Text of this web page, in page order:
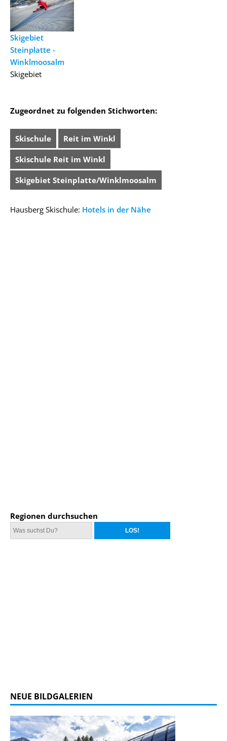
Skigebiet
Steinplatte -
Winklmoosalm
Skigebiet
Zugeordnet zu folgenden Stichworten:
Skischule Reit im Winkl
Skischule Reit im Winkl
Skigebiet Steinplatte/Winklmoosalm
Hausberg Skischule: Hotels in der Nähe
Regionen durchsuchen
NEUE BILDGALERIEN